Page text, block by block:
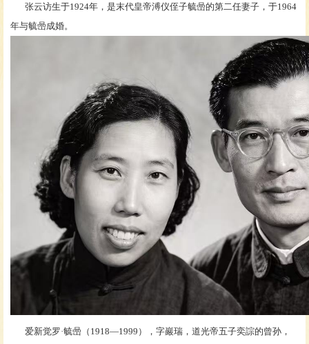
张云访生于1924年，是末代皇帝溥仪侄子毓喦的第二任妻子，于1964
年与毓喦成婚。
爱新觉罗·毓喦（1918—1999），字巖瑞，道光帝五子奕誴的曾孙，